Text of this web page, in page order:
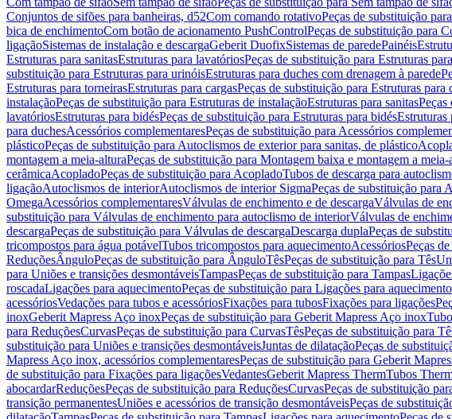
Conjuntos de sifões para banheiras, d52Com comando rotativoPeças de substituição
bica de enchimentoCom botão de acionamento PushControlPeças de substituição para
ligaçãoSistemas de instalação e descargaGeberit DuofixSistemas de paredePainéis
Estruturas para sanitasEstruturas para lavatóriosPeças de substituição para Estruturas
substituição para Estruturas para urinóisEstruturas para duches com drenagem à parede
Estruturas para torneirasEstruturas para cargasPeças de substituição para Estruturas para
instalaçãoPeças de substituição para Estruturas de instalaçãoEstruturas para sanitasPeças
lavatóriosEstruturas para bidésPeças de substituição para Estruturas para bidésEstruturas
para duchesAcessórios complementaresPeças de substituição para Acessórios
plásticoPeças de substituição para Autoclismos de exterior para sanitas, de plástico
montagem a meia-alturaPeças de substituição para Montagem baixa e montagem a meia-
cerâmicaAcopladoPeças de substituição para AcopladoTubos de descarga para
ligaçãoAutoclismos de interiorAutoclismos de interior SigmaPeças de substituição para
OmegaAcessórios complementaresVálvulas de enchimento e de descargaVálvulas de
substituição para Válvulas de enchimento para autoclismo de interiorVálvulas de
descargaPeças de substituição para Válvulas de descargaDescarga duplaPeças de
tricompostos para água potávelTubos tricompostos para aquecimentoAcessóriosPeças
ReduçõesÂnguloPeças de substituição para ÂnguloTêsPeças de substituição para Tês
para Uniões e transições desmontáveisTampasPeças de substituição para Tampas
roscadaLigações para aquecimentoPeças de substituição para Ligações para aquecimento
acessóriosVedações para tubos e acessóriosFixações para tubosFixações para ligações
inoxGeberit Mapress Aço inoxPeças de substituição para Geberit Mapress Aço inox
para ReduçõesCurvasPeças de substituição para CurvasTêsPeças de substituição para
substituição para Uniões e transições desmontáveisJuntas de dilataçãoPeças de
Mapress Aço inox, acessórios complementaresPeças de substituição para Geberit
de substituição para Fixações para ligaçõesVedantesGeberit Mapress ThermTubos
abocardarReduçõesPeças de substituição para ReduçõesCurvasPeças de substituição
transição permanentesUniões e acessórios de transição desmontáveisPeças de